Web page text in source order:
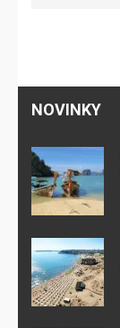
NOVINKY